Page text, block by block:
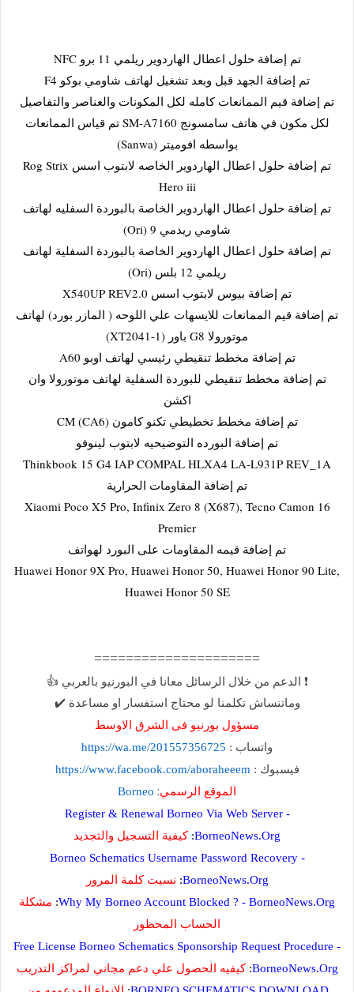
تم إضافة حلول اعطال الهاردوير ريلمي 11 برو NFC
تم إضافة الجهد قبل وبعد تشغيل لهاتف شاومي بوكو F4
تم إضافة قيم الممانعات كامله لكل المكونات والعناصر والتفاصيل
لكل مكون في هاتف سامسونج SM-A7160 تم قياس الممانعات
بواسطه افوميتر (Sanwa)
تم إضافة حلول اعطال الهاردوير الخاصه لابتوب اسس Rog Strix
Hero iii
تم إضافة حلول اعطال الهاردوير الخاصة بالبوردة السفليه لهاتف
شاومي ريدمي 9 (Ori)
تم إضافة حلول اعطال الهاردوير الخاصة بالبوردة السفلية لهاتف
ريلمي 12 بلس (Ori)
تم إضافة بيوس لابتوب اسس X540UP REV2.0
تم إضافة قيم الممانعات للايسهات علي اللوحه ( المازر بورد) لهاتف
موتورولا G8 باور (XT2041-1)
تم إضافة مخطط تنقيطي رئيسي لهاتف اوبو A60
تم إضافة مخطط تنقيطي للبوردة السفلية لهاتف موتورولا وان
اكشن
تم إضافة مخطط تخطيطي تكنو كامون CM (CA6)
تم إضافة البورده التوضيحيه لابتوب لينوفو
Thinkbook 15 G4 IAP COMPAL HLXA4 LA-L931P REV_1A
تم إضافة المقاومات الحرارية
Xiaomi Poco X5 Pro, Infinix Zero 8 (X687), Tecno Camon 16
Premier
تم إضافة قيمه المقاومات على البورد لهواتف
Huawei Honor 9X Pro, Huawei Honor 50, Huawei Honor 90 Lite,
Huawei Honor 50 SE
=====================
❗ الدعم من خلال الرسائل معانا في البورنيو بالعربي 👍
وماتنساش تكلمنا لو محتاج استفسار او مساعدة✔️
مسؤول بورنيو فى الشرق الاوسط
واتساب‏ : https://wa.me/201557356725
فيسبوك : https://www.facebook.com/aboraheeem
الموقع الرسمي:
Borneo
Register & Renewal Borneo Via Web Server -
BorneoNews.Org
:كيفية التسجيل والتجديد
Borneo Schematics Username Password Recovery -
BorneoNews.Org
: نسيت كلمة المرور
Why My Borneo Account Blocked ? - BorneoNews.Org
: مشكلة
الحساب المحظور
Free License Borneo Schematics Sponsorship Request Procedure -
BorneoNews.Org
:كيفيه الحصول علي دعم مجاني لمراكز التدريب